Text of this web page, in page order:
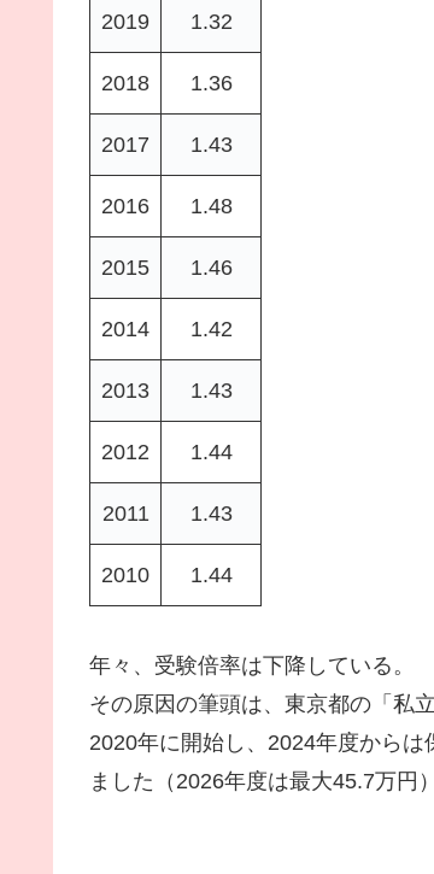
2019 1.32
2018 1.36
2017 1.43
2016 1.48
2015 1.46
2014 1.42
2013 1.43
2012 1.44
2011 1.43
2010 1.44
年々、受験倍率は下降している。
その原因の筆頭は、東京都の「私
2020年に開始し、2024年度から
ました（2026年度は最大45.7万円）